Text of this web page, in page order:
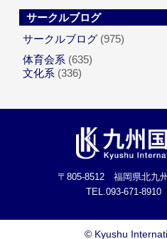
サークルブログ
サークルブログ (975)
体育会系 (635)
文化系 (336)
〒805-8512 福岡県北九
TEL.093-671-8910
© Kyushu